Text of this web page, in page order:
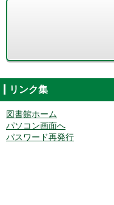
リンク集
図書館ホーム
パソコン画面へ
パスワード再発行